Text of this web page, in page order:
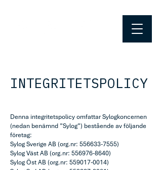
INTEGRITETSPOLICY
Denna integritetspolicy omfattar Sylogkoncernen
(nedan benämnd ”Sylog”) bestående av följande
företag:
Sylog Sverige AB (org.nr: 556633-7555)
Sylog Väst AB (org.nr: 556976-8640)
Sylog Öst AB (org.nr: 559017-0014)